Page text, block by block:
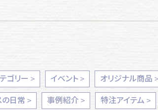
ゴリー イベント オリジナル商品
の日常
事例紹介 特注アイテム